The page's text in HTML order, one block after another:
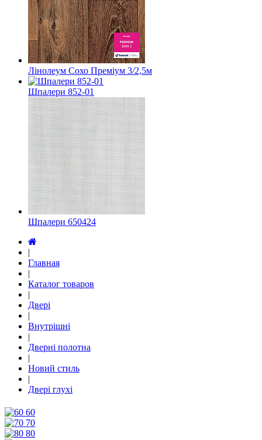
Лінолеум Сохо Преміум 3/2,5м
Шпалери 852-01
Шпалери 650424
|
Главная
|
Каталог товаров
|
Двері
|
Внутрішні
|
Дверні полотна
|
Новий стиль
|
Двері глухі
60
70
80